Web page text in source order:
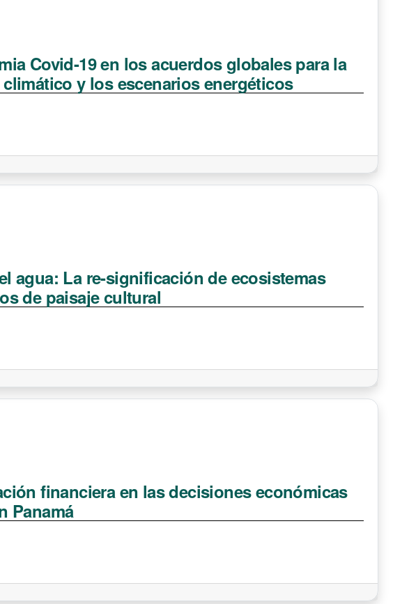
Covid-19 en los acuerdos globales para la
y los escenarios energéticos
agua: La re-significación de ecosistemas
de paisaje cultural
financiera en las decisiones económicas
Panamá